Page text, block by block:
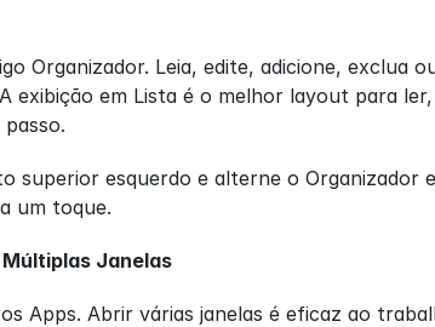
Organizador. Leia, edite, adicione, exclua
exibição em Lista é o melhor layout para
superior esquerdo e alterne o
um toque.
Múltiplas Janelas
Apps. Abrir várias janelas é eficaz ao